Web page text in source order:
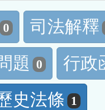
0
司法解釋
題 0
行政
史法條 1